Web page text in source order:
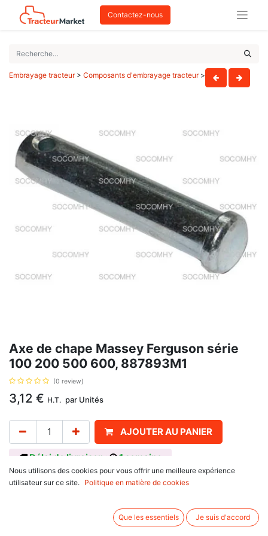
Contactez-nous
Embrayage tracteur> Composants d'embrayage tracteur>
Axe de chape Massey Ferguson série
100 200 500 600, 887893M1
(0 review)
3,12 € H.T. par Unités
AJOUTER AU PANIER
Délai de livraison : 1 semaine
Référence d'origine 887893M1, pour Massey Ferguson
série 200 : 230, 233, 234, 235, 240, 243, 245, 250, 253, 254, 255,
260, 263, 264, 265, 270, 273, 274, 275, 283, 284, 285, 290, 293, 294,
Nous utilisons des cookies pour vous offrir une meilleure expérience
utilisateur sur ce site.
Politique en matière de cookies
Que les essentiels Je suis d'accord